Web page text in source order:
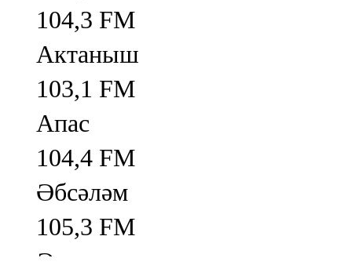
104,3 FM
Актаныш
103,1 FM
Апас
104,4 FM
Әбсәләм
105,3 FM
Әлмәт